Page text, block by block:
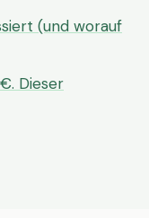
(und worauf
Dieser